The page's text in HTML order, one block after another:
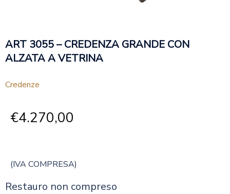
ART 3055 – CREDENZA GRANDE CON
ALZATA A VETRINA
Credenze
€4.270,00
(IVA COMPRESA)
Restauro non compreso